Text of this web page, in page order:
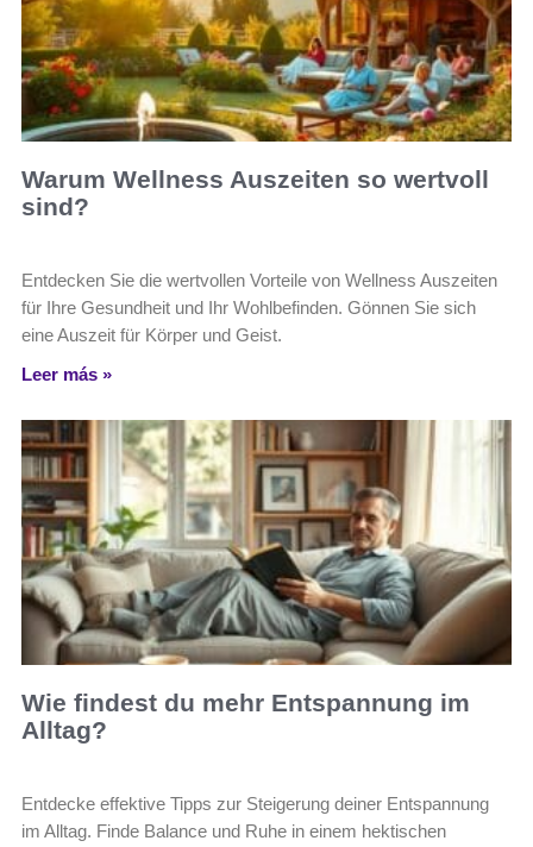
Warum Wellness Auszeiten so wertvoll
sind?
Entdecken Sie die wertvollen Vorteile von Wellness Auszeiten
für Ihre Gesundheit und Ihr Wohlbefinden. Gönnen Sie sich
eine Auszeit für Körper und Geist.
Leer más »
Wie findest du mehr Entspannung im
Alltag?
Entdecke effektive Tipps zur Steigerung deiner Entspannung
im Alltag. Finde Balance und Ruhe in einem hektischen